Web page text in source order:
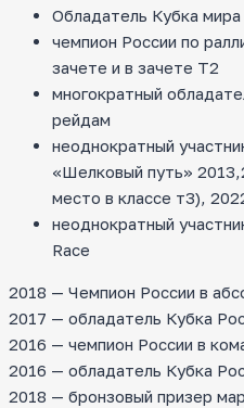
Обладатель Кубка
чемпион России по
зачете и в зачете Т2
многократный
рейдам
неоднократный
«Шелковый путь»
место в классе т3),
неоднократный
Race
2018 — Чемпион России в
2017 — обладатель Кубка
2016 — чемпион России в
2016 — обладатель Кубка
2018 — бронзовый призер